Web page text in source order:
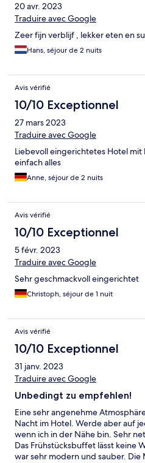
20 avr. 2023
Traduire avec Google
Zeer fijn verblijf , lekker eten en
Hans, séjour de 2 nuits
Avis vérifié
10/10 Exceptionnel
27 mars 2023
Traduire avec Google
Liebevoll eingerichtetes Hotel mit
einfach alles
Anne, séjour de 2 nuits
Avis vérifié
10/10 Exceptionnel
5 févr. 2023
Traduire avec Google
Sehr geschmackvoll eingerichtet
Christoph, séjour de 1 nuit
Avis vérifié
10/10 Exceptionnel
31 janv. 2023
Traduire avec Google
Unbedingt zu empfehlen!
Eine sehr angenehme
Nacht im Hotel. Werde aber auf
wenn ich in der Nähe bin. Sehr
Das Frühstücksbuffet lässt keine
war sehr modern und sauber.